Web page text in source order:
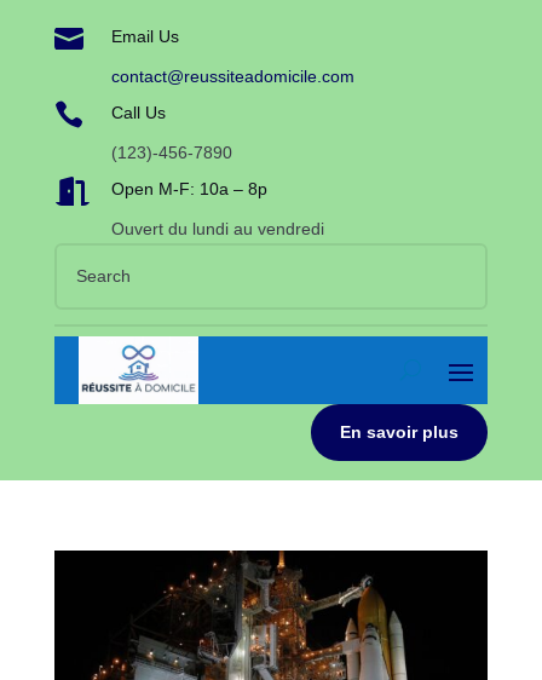
 Email Us
contact@reussiteadomicile.com
 Call Us
(123)-456-7890
 Open M-F: 10a – 8p
Ouvert du lundi au vendredi
En savoir plus